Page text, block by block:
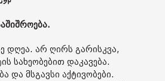
დღეა. არ ღირს გარისკვა,
სახეობებით დაკავება.
და მსგავსი აქტივობები.